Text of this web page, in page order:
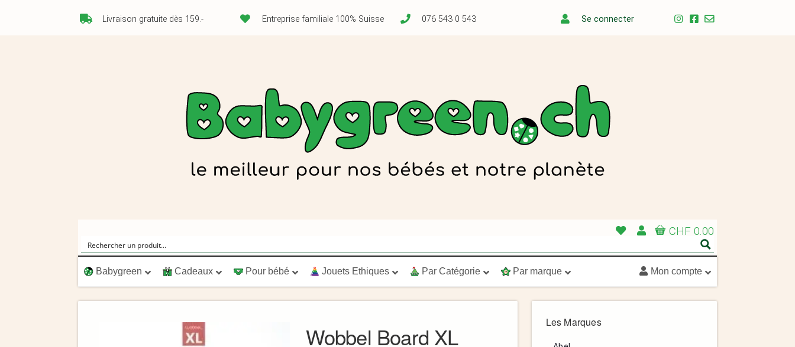
Livraison gratuite dès 159.- Entreprise familiale 100% Suisse 076 543 0 543 Se connecter
CHF 0.00
Babygreen Cadeaux Pour bébé Jouets Ethiques Par Catégorie Par marque Mon compte
Wobbel Board XL
Les Marques